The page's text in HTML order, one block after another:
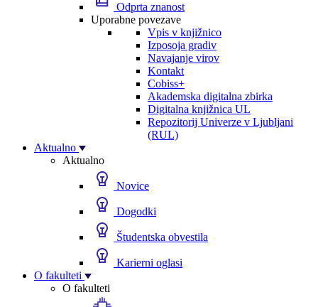
Odprta znanost
Uporabne povezave
Vpis v knjižnico
Izposoja gradiv
Navajanje virov
Kontakt
Cobiss+
Akademska digitalna zbirka
Digitalna knjižnica UL
Repozitorij Univerze v Ljubljani
(RUL)
Aktualno
Aktualno
Novice
Dogodki
Študentska obvestila
Karierni oglasi
O fakulteti
O fakulteti